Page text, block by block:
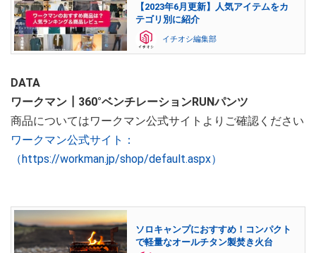
【2023年6月更新】人気アイテムをカ
テゴリ別に紹介
イチオシ編集部
DATA
ワークマン┃360°ベンチレーションRUNパンツ
商品についてはワークマン公式サイトよりご確認ください
ワークマン公式サイト：
（https://workman.jp/shop/default.aspx）
ソロキャンプにおすすめ！コンパクト
で軽量なオールチタン製焚き火台